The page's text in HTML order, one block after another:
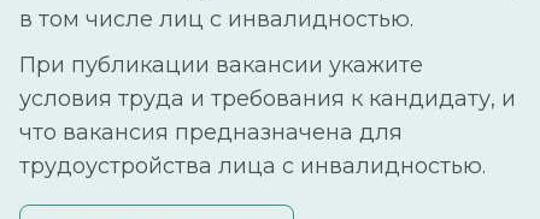
в том числе лиц с инвалидностью.
При публикации вакансии укажите
условия труда и требования к кандидату, и
что вакансия предназначена для
трудоустройства лица с инвалидностью.